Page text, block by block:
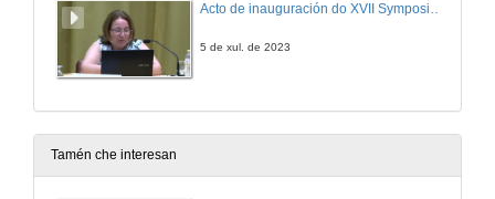
Acto de inauguración do XVII Symposium Internacional sobre o Prácticum e as Prácticas Externas
5 de xul. de 2023
Tamén che interesan